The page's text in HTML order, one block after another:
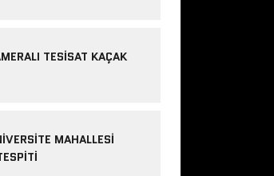
TESISAT KAÇAK
MAHALLESI